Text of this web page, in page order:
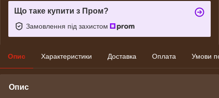
Що таке купити з Пром?
Замовлення під захистом
Опис Характеристики Доставка Оплата Умови
Опис